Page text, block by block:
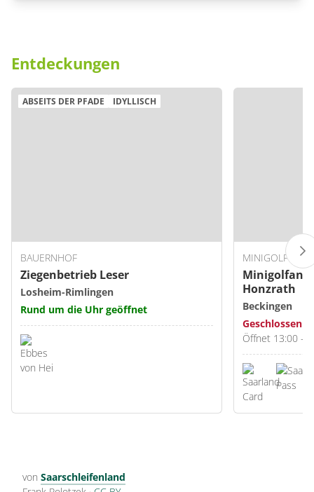
Entdeckungen
ABSEITS DER PFADE IDYLLISCH
BAUERNHOF
Ziegenbetrieb Leser
Losheim-Rimlingen
Rund um die Uhr geöffnet
MINIGOLFPLATZ
Honzrath
Beckingen
Geschlossen
Öffnet 13:00 -
von Saarschleifenland